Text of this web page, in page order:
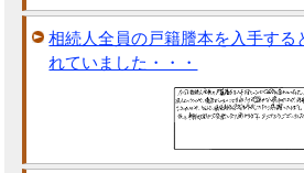
相続人全員の戸籍謄本を入手する
れていました・・・